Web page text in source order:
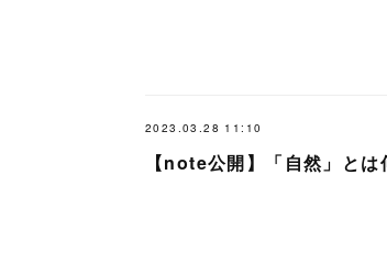
2023.03.28 11:10
【note公開】「自然」と